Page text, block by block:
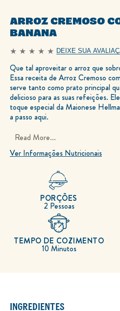
ARROZ CREMOSO
BANANA
Nenhuma
enviada
para
este
DEIXE SUA
Que tal aproveitar o arroz que
Essa receita de Arroz Cremoso
serve tanto como prato principal
delicioso para as suas refeições.
toque especial da Maionese
a passo aqui.
Read More...
Ver Informações Nutricionais
2 Pessoas
PORÇÕES
10 Minutos
TEMPO DE COZIMENTO
INGREDIENTES